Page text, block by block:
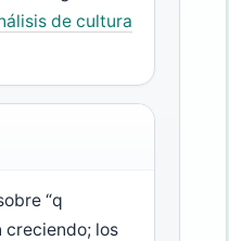
de cultura
“q
creciendo; los